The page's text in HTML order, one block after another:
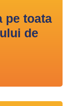
pe toata
de